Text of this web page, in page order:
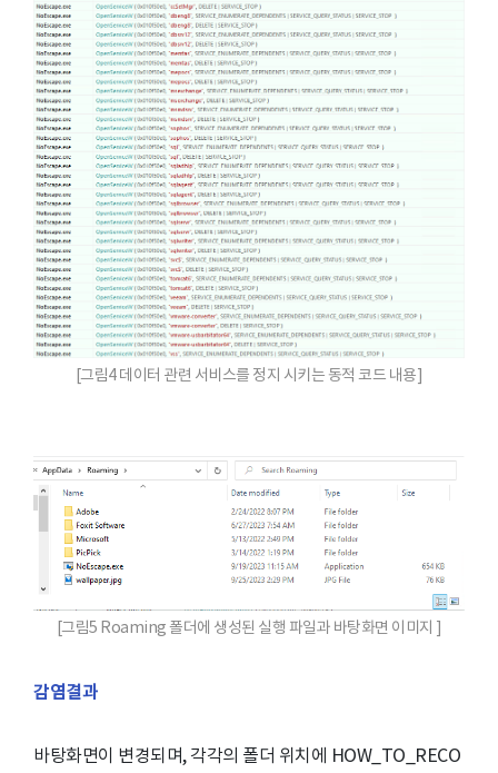
[그림4 데이터 관련 서비스를 정지 시키는 동적 코드 내용]
[그림5 Roaming 폴더에 생성된 실행 파일과 바탕화면 이미지 ]
감염결과
바탕화면이 변경되며, 각각의 폴더 위치에 HOW_TO_RECO